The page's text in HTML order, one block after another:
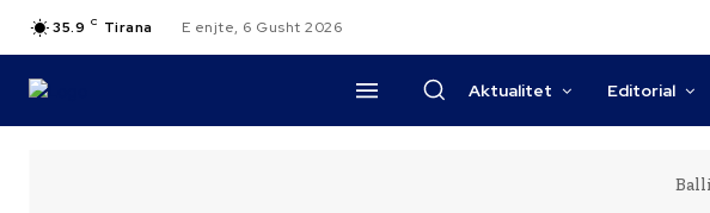
35.9 C Tirana E enjte, 6 Gusht 2026
Aktualitet Editorial